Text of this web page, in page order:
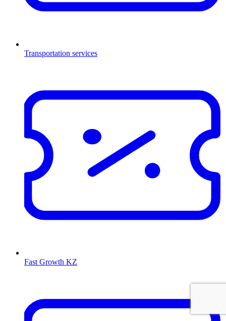
Transportation services
Fast Growth KZ